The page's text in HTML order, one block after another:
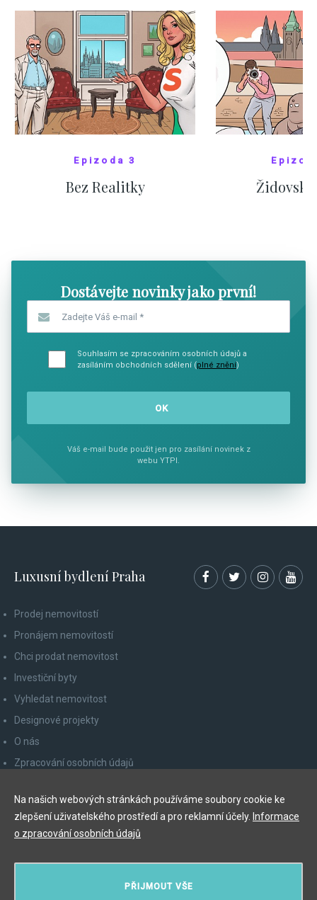
Epizoda 3
Bez Realitky
Dostávejte novinky jako první!
Souhlasím se zpracováním osobních údajů a
zasíláním obchodních sdělení (plné znění)
Váš e-mail bude použit jen pro zasílání novinek z
webu YTPI.
Luxusní bydlení Praha
Prodej nemovitostí
Pronájem nemovitostí
Chci prodat nemovitost
Investiční byty
Vyhledat nemovitost
Designové projekty
O nás
Zpracování osobních údajů
Odhlášení z newsletteru
PŘIJMOUT VŠE
Na našich webových stránkách používáme soubory cookie ke
zlepšení uživatelského prostředí a pro reklamní účely. Informace
o zpracování osobních údajů